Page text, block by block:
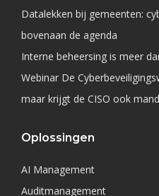
Datalekken bij gemeenten:
bovenaan de agenda
Interne beheersing is meer
Webinar De
maar krijgt de CISO ook
Oplossingen
AI Management
Auditmanagement